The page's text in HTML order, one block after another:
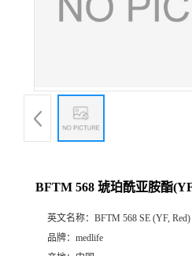
BFTM 568 琥珀酰亚胺酯
英文名称： BFTM 568 SE (YF, Red)
品牌： medlife